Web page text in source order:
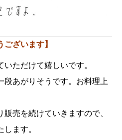
ございます】
ただけて嬉しいです。
段あがりそうです。お料理上
売を続けていきますので、
ます。